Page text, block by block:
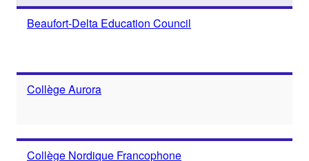
Beaufort-Delta Education Council
Collège Aurora
Collège Nordique Francophone